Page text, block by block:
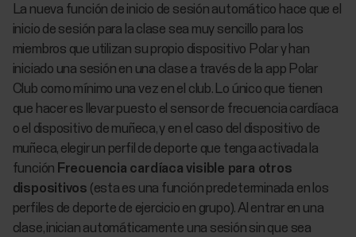
La nueva función de inicio de sesión automático hace que el
inicio de sesión para la clase sea muy sencillo para los
miembros que utilizan su propio dispositivo Polar y han
iniciado una sesión en una clase a través de la app Polar
Club como mínimo una vez en el club. Lo único que tienen
que hacer es llevar puesto el sensor de frecuencia cardíaca
o el dispositivo de muñeca, y en el caso del dispositivo de
muñeca, elegir un perfil de deporte que tenga activada la
función Frecuencia cardíaca visible para otros
dispositivos (esta es una función predeterminada en los
perfiles de deporte de ejercicio en grupo). Al entrar en una
clase, inician automáticamente una sesión sin que sea